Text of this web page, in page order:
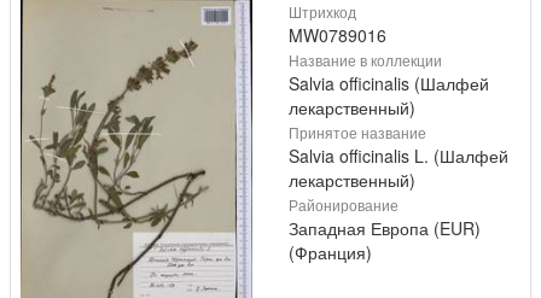
Штрихкод
MW0789016
Название в коллекции
Salvia officinalis (Шалфей
лекарственный)
Принятое название
Salvia officinalis L. (Шалфей
лекарственный)
Районирование
Западная Европа (EUR)
(Франция)